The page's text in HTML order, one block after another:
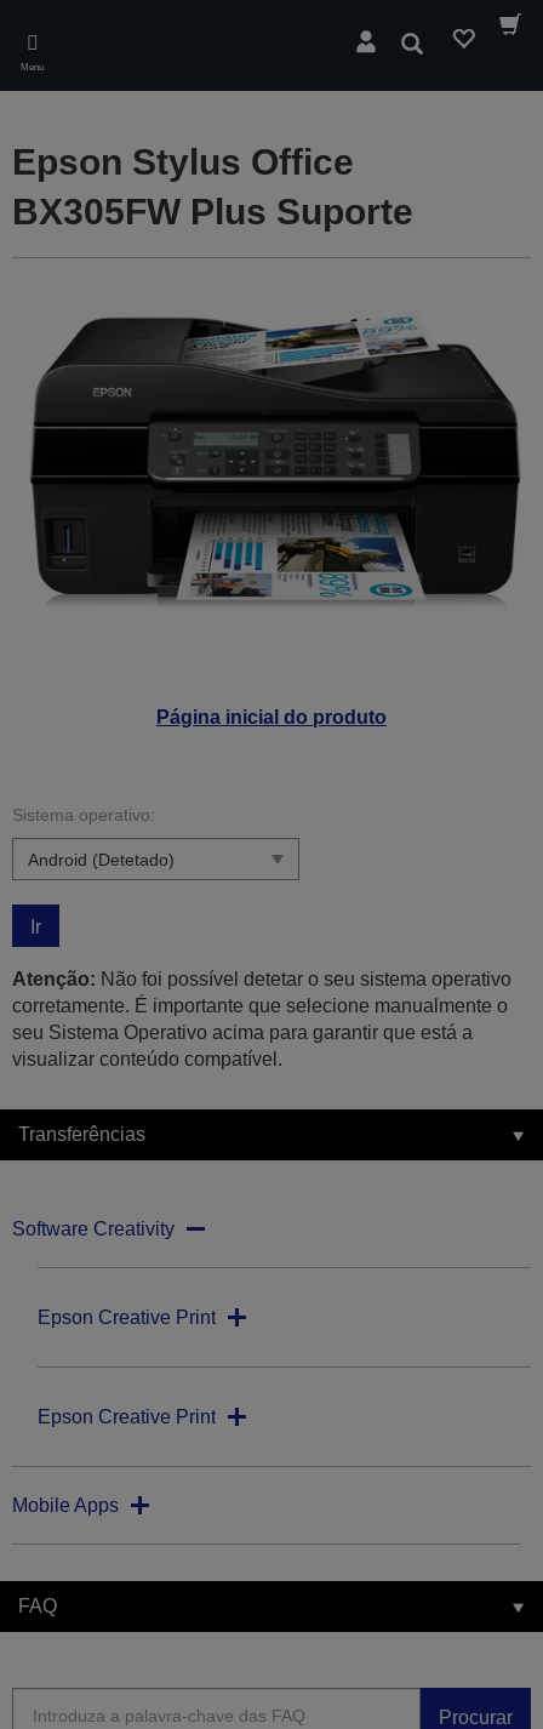
main
content
Menu
Pesquisar
Página inicial do produto
Epson Stylus Office
BX305FW Plus Suporte
Sistema operativo:
Ir
Atenção: Não foi possível detetar o seu sistema operativo
corretamente. É importante que selecione manualmente o
seu Sistema Operativo acima para garantir que está a
visualizar conteúdo compatível.
Transferências
Software Creativity
Epson Creative Print
Epson Creative Print
Mobile Apps
FAQ
Procurar